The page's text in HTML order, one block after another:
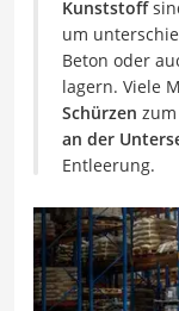
Kunststoff
um
Beton oder
lagern. Viele
Schürzen
an der
Entleerung.